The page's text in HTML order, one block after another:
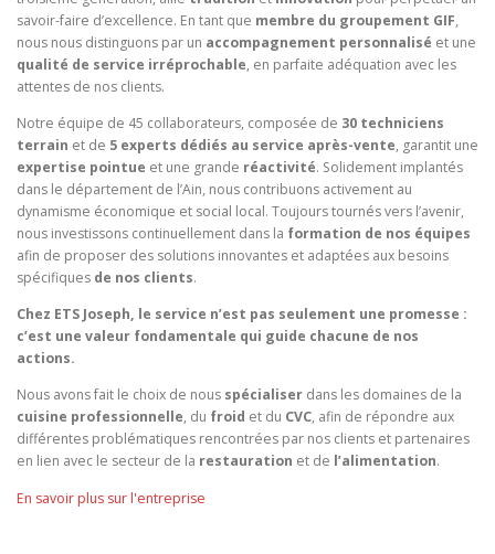
savoir-faire d’excellence. En tant que membre du groupement GIF,
nous nous distinguons par un accompagnement personnalisé et une
qualité de service irréprochable, en parfaite adéquation avec les
attentes de nos clients.
Notre équipe de 45 collaborateurs, composée de 30 techniciens
terrain et de 5 experts dédiés au service après-vente, garantit une
expertise pointue et une grande réactivité. Solidement implantés
dans le département de l’Ain, nous contribuons activement au
dynamisme économique et social local. Toujours tournés vers l’avenir,
nous investissons continuellement dans la formation de nos équipes
afin de proposer des solutions innovantes et adaptées aux besoins
spécifiques de nos clients.
Chez ETS Joseph, le service n’est pas seulement une promesse :
c’est une valeur fondamentale qui guide chacune de nos
actions.
Nous avons fait le choix de nous spécialiser dans les domaines de la
cuisine professionnelle, du froid et du CVC, afin de répondre aux
différentes problématiques rencontrées par nos clients et partenaires
en lien avec le secteur de la restauration et de l’alimentation.
En savoir plus sur l'entreprise